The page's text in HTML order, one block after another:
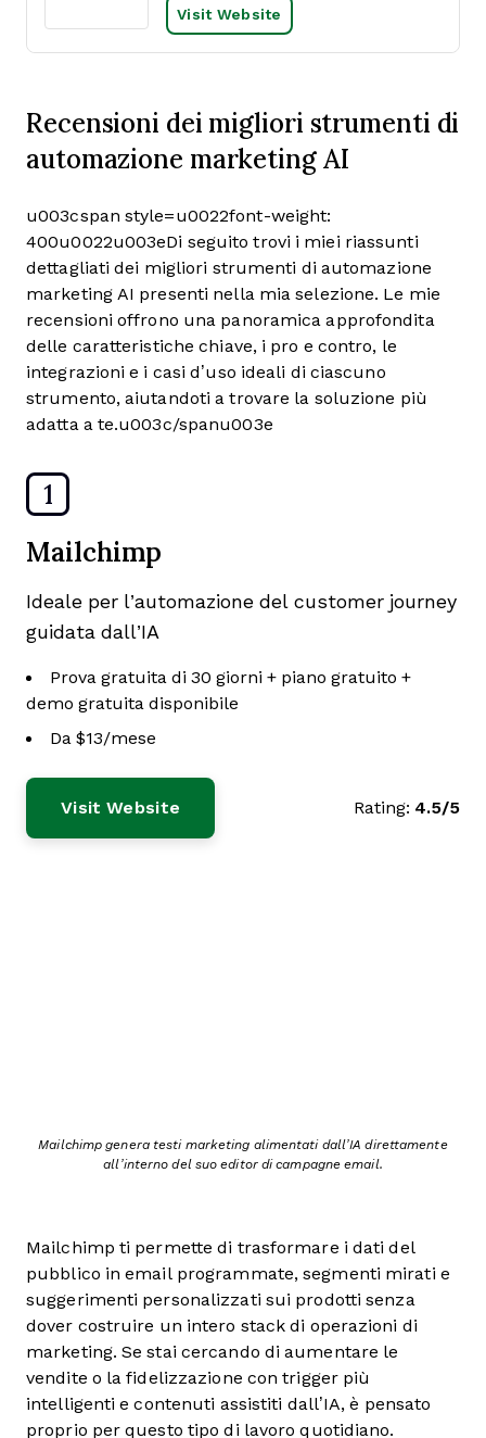
Visit Website
Recensioni dei migliori strumenti di
automazione marketing AI
u003cspan style=u0022font-weight:
400u0022u003eDi seguito trovi i miei riassunti
dettagliati dei migliori strumenti di automazione
marketing AI presenti nella mia selezione. Le mie
recensioni offrono una panoramica approfondita
delle caratteristiche chiave, i pro e contro, le
integrazioni e i casi d’uso ideali di ciascuno
strumento, aiutandoti a trovare la soluzione più
adatta a te.u003c/spanu003e
1
Mailchimp
Ideale per l’automazione del customer journey
guidata dall’IA
Prova gratuita di 30 giorni + piano gratuito +
demo gratuita disponibile
Da $13/mese
Visit Website Rating: 4.5/5
Mailchimp genera testi marketing alimentati dall’IA direttamente
all’interno del suo editor di campagne email.
Mailchimp ti permette di trasformare i dati del
pubblico in email programmate, segmenti mirati e
suggerimenti personalizzati sui prodotti senza
dover costruire un intero stack di operazioni di
marketing. Se stai cercando di aumentare le
vendite o la fidelizzazione con trigger più
intelligenti e contenuti assistiti dall’IA, è pensato
proprio per questo tipo di lavoro quotidiano.